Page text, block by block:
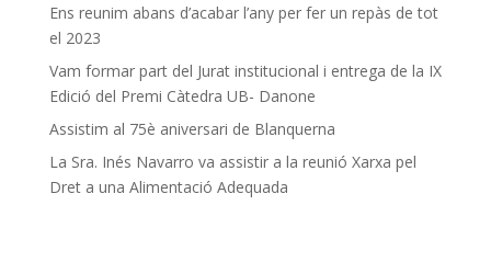
Ens reunim abans d’acabar l’any per fer un repàs de tot
el 2023
Vam formar part del Jurat institucional i entrega de la IX
Edició del Premi Càtedra UB- Danone
Assistim al 75è aniversari de Blanquerna
La Sra. Inés Navarro va assistir a la reunió Xarxa pel
Dret a una Alimentació Adequada